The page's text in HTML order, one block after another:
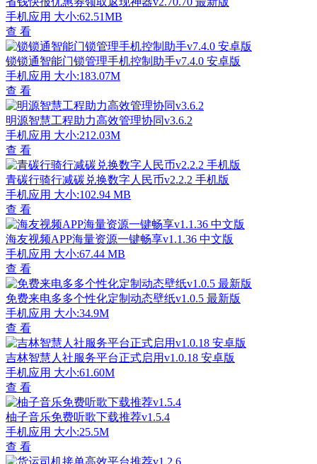
手机应用 大小:62.51MB
查 看
锁锁通智能门锁管理手机控制助手v7.4.0 安卓版
手机应用 大小:183.07M
查 看
明源智慧工程助力高效管理协同v3.6.2
手机应用 大小:212.03M
查 看
青碳行骑行减碳兑换数字人民币v2.2.2 手机版
手机应用 大小:102.94 MB
查 看
海友视频APP海量资源一键畅享v1.1.36 中文版
手机应用 大小:67.44 MB
查 看
免费来电多多个性化定制动态壁纸v1.0.5 最新版
手机应用 大小:34.9M
查 看
吉林智慧人社服务平台正式启用v1.0.18 安卓版
手机应用 大小:61.60M
查 看
柚子音乐免费听歌下载推荐v1.5.4
手机应用 大小:25.5M
查 看